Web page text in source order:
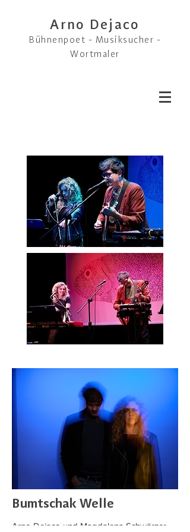
Arno Dejaco
Bühnenpoet - Musiksucher -
Wortmaler
Bumtschak Welle
Arno Dejaco und Magdalena Schwärzer